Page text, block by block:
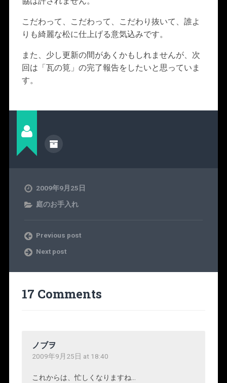
こだわって、こだわって、こだわり抜いて、誰よ
りも綺麗な松に仕上げる意気込みです。
また、少し更新の間があくかもしれませんが、次
回は「瓦の筧」の完了報告をしたいと思っていま
す。
2009年9月25日
庭のお手入れ
Previous post
Next post
17 Comments
ノブヲ
2009年9月25日 at 18:40
これからは、忙しくなりますね…